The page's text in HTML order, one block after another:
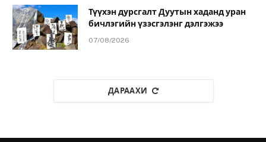
Түүхэн дурсгалт Дуутын хаданд уран
бичлэгийн үзэсгэлэнг дэлгэжээ
07/08/2026
ДАРААХИ